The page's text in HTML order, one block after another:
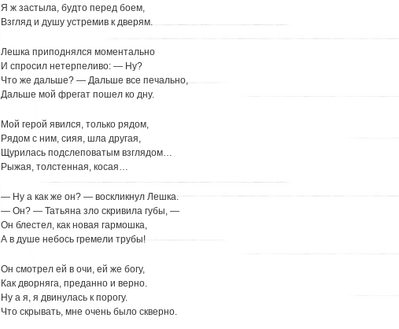
Я ж застыла, будто перед боем,
Взгляд и душу устремив к дверям.
Лешка приподнялся моментально
И спросил нетерпеливо: — Ну?
Что же дальше? — Дальше все печально,
Дальше мой фрегат пошел ко дну.
Мой герой явился, только рядом,
Рядом с ним, сияя, шла другая,
Щурилась подслеповатым взглядом…
Рыжая, толстенная, косая…
— Ну а как же он? — воскликнул Лешка.
— Он? — Татьяна зло скривила губы, —
Он блестел, как новая гармошка,
А в душе небось гремели трубы!
Он смотрел ей в очи, ей же богу,
Как дворняга, преданно и верно.
Ну а я, я двинулась к порогу.
Что скрывать, мне очень было скверно.